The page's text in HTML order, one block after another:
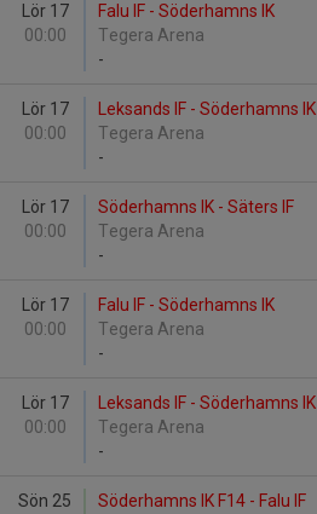
Lör 17
00:00
Falu IF - Söderhamns IK
Tegera Arena
-
Lör 17
00:00
Leksands IF - Söderhamns IK
Tegera Arena
-
Lör 17
00:00
Söderhamns IK - Säters IF
Tegera Arena
-
Lör 17
00:00
Falu IF - Söderhamns IK
Tegera Arena
-
Lör 17
00:00
Leksands IF - Söderhamns IK
Tegera Arena
-
Sön 25
Söderhamns IK F14 - Falu IF